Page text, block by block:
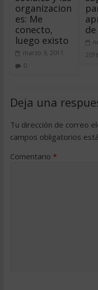
organizacion
es: Me
conecto,
luego existo
marzo 9, 2011
0
Deja una
Tu dirección de correo
campos obligatorios
Comentario *